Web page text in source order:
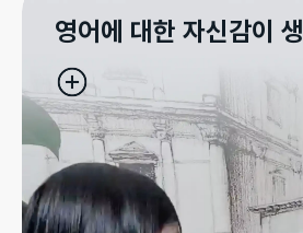
영어에 대한 자신감이